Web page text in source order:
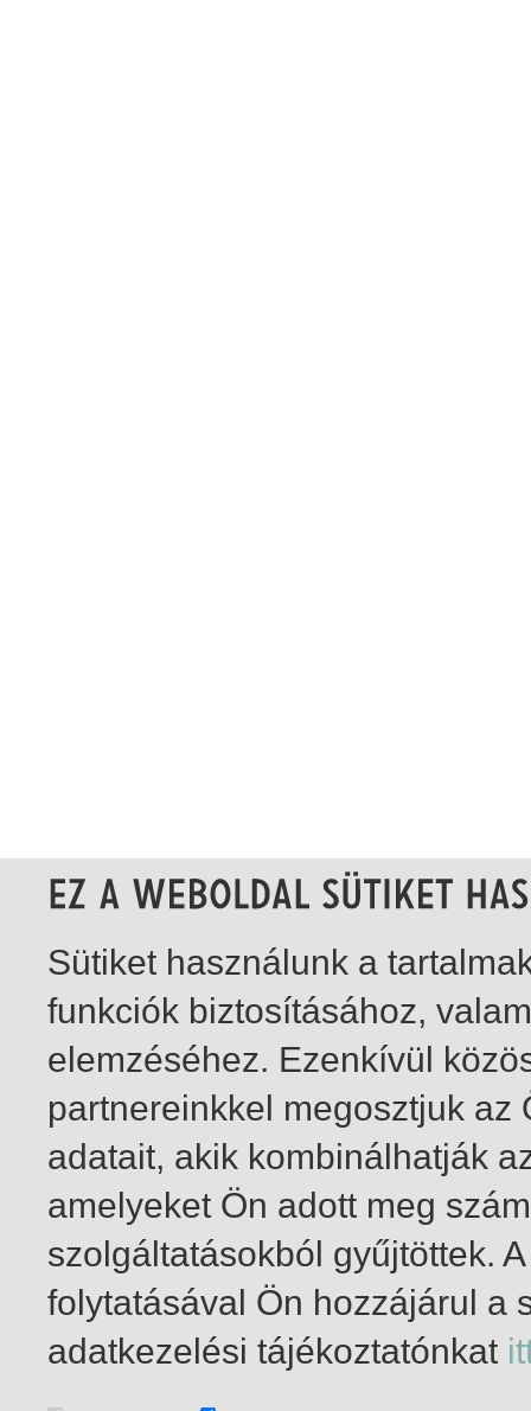
1-14 / insgesamt 14 Treffer
Sütiket használunk a
funkciók biztosításához,
elemzéséhez. Ezenkívül
partnereinkkel megosztjuk
adatait, akik kombinálhatják
amelyeket Ön adott meg
szolgáltatásokból gyűjtöttek.
folytatásával Ön hozzájárul a
adatkezelési tájékoztatónkat